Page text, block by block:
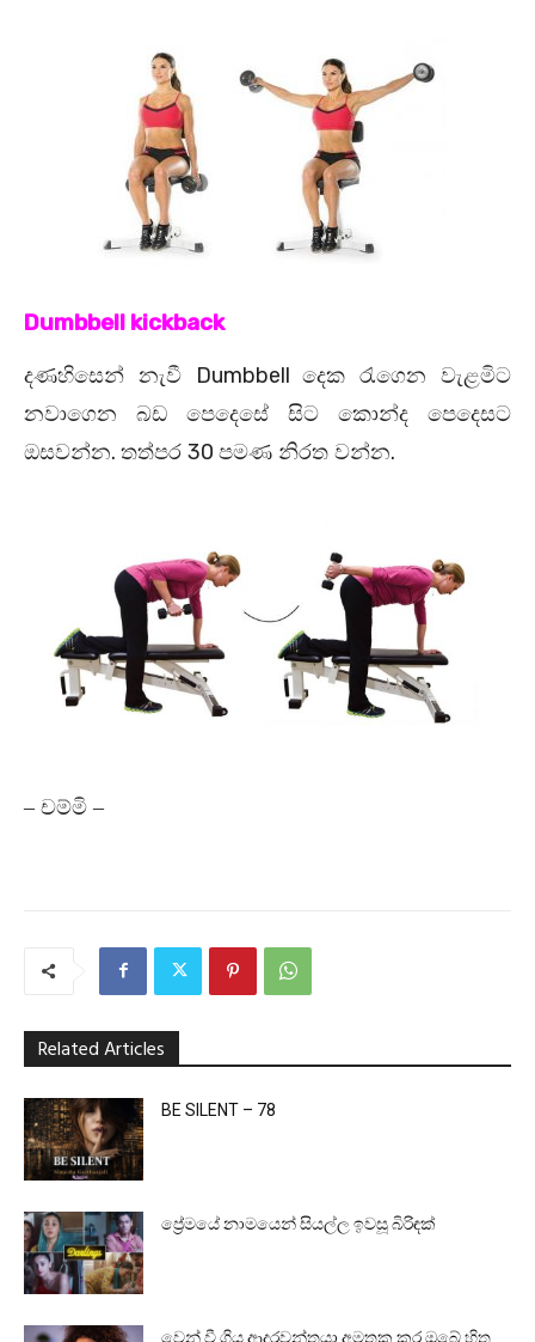
Dumbbell kickback
දණහිසෙන් නැවී Dumbbellදෙක රැගෙන වැළමිට
නවාගෙන බඩ පෙදෙසේ සිට කොන්ද පෙදෙසට
ඔසවන්න. තත්පර 30 පමණ නිරත වන්න.
– චම්මි –
Related Articles
BE SILENT – 78
ප්‍රේමයේ නාමයෙන් සියල්ල ඉවසූ බිරිඳක්
වෙන් වී ගිය ආදරවන්තයා අමතක කර ඔබේ හිත